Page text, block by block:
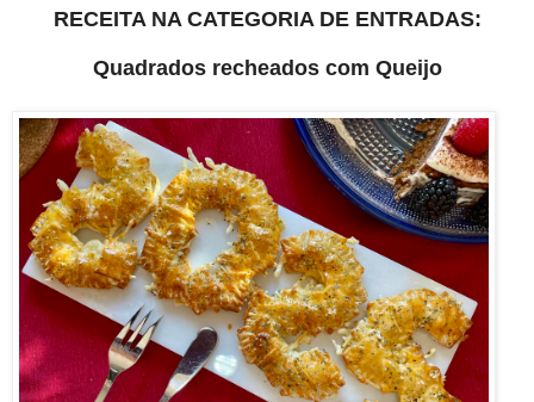
RECEITA NA CATEGORIA DE ENTRADAS:
Quadrados recheados com Queijo